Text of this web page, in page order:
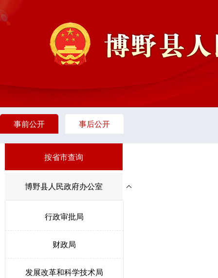
事前公开 事后公开
按省市查询
博野县人民政府办公室
行政审批局
财政局
发展改革和科学技术局